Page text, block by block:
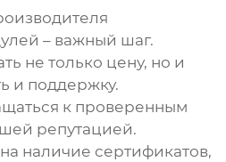
– важный шаг.
не только цену, но и
и поддержку.
к проверенным
репутацией.
наличие сертификатов,